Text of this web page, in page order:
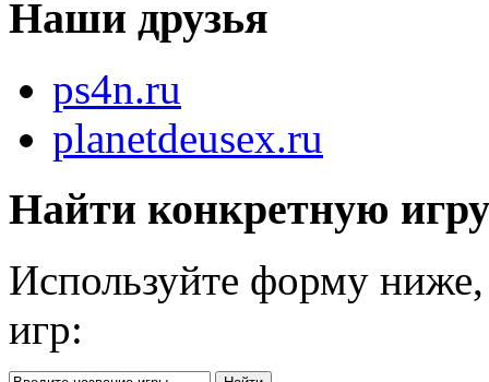
Наши друзья
ps4n.ru
planetdeusex.ru
Найти конкретную
Используйте форму
игр: